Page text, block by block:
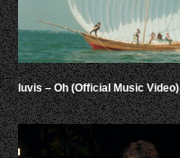
luvis – Oh (Official Music Video)